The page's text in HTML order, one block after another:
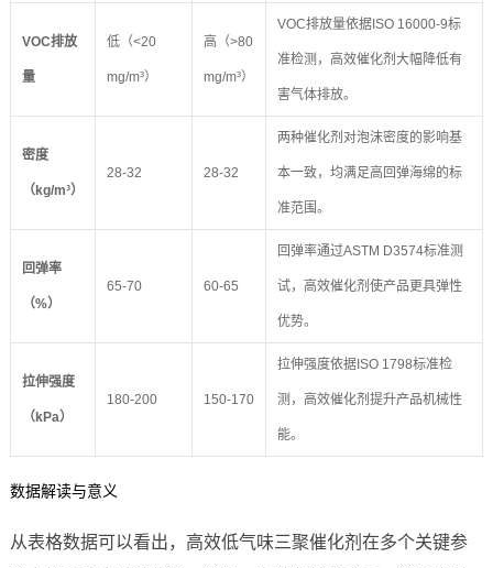
VOC排放
量
低（<20
mg/m³）
高（>80
mg/m³）
VOC排放量依据ISO 16000-9标
准检测，高效催化剂大幅降低有
害气体排放。
密度
（kg/m³）
28-32 28-32
两种催化剂对泡沫密度的影响基
本一致，均满足高回弹海绵的标
准范围。
回弹率
（%）
65-70 60-65
回弹率通过ASTM D3574标准测
试，高效催化剂使产品更具弹性
优势。
拉伸强度
（kPa）
180-200 150-170
拉伸强度依据ISO 1798标准检
测，高效催化剂提升产品机械性
能。
数据解读与意义
从表格数据可以看出，高效低气味三聚催化剂在多个关键参